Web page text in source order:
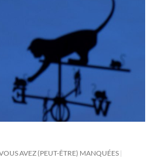
AVEZ (PEUT-ÊTRE) MANQUÉES